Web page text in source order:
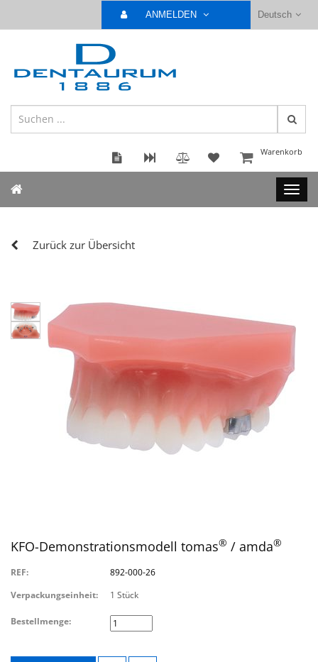
Deutsch
ANMELDEN
Warenkorb
Zurück zur Übersicht
KFO-Demonstrationsmodell tomas® / amda®
REF:
892-000-26
Verpackungseinheit:
1 Stück
Bestellmenge: